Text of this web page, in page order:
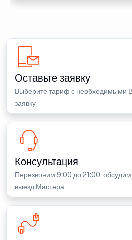
Оставьте заявку
Выберите тариф с необходимыми
заявку
Консультация
Перезвоним 9:00 до 21:00, обсудим
выезд Мастера